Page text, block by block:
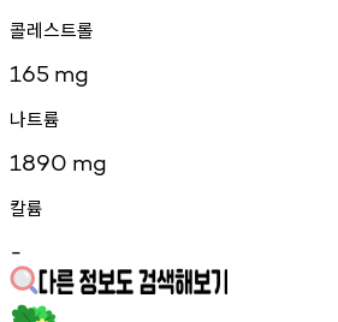
콜레스트롤
165 mg
나트륨
1890 mg
칼륨
-